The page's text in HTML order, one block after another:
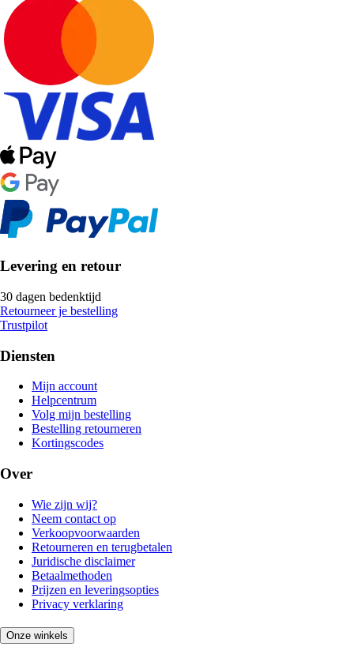
Levering en retour
30 dagen bedenktijd
Retourneer je bestelling
Trustpilot
Diensten
Mijn account
Helpcentrum
Volg mijn bestelling
Bestelling retourneren
Kortingscodes
Over
Wie zijn wij?
Neem contact op
Verkoopvoorwaarden
Retourneren en terugbetalen
Juridische disclaimer
Betaalmethoden
Prijzen en leveringsopties
Privacy verklaring
Onze winkels